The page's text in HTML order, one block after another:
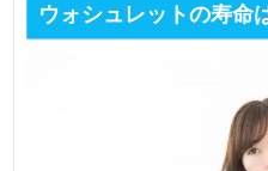
ウォシュレットの寿命